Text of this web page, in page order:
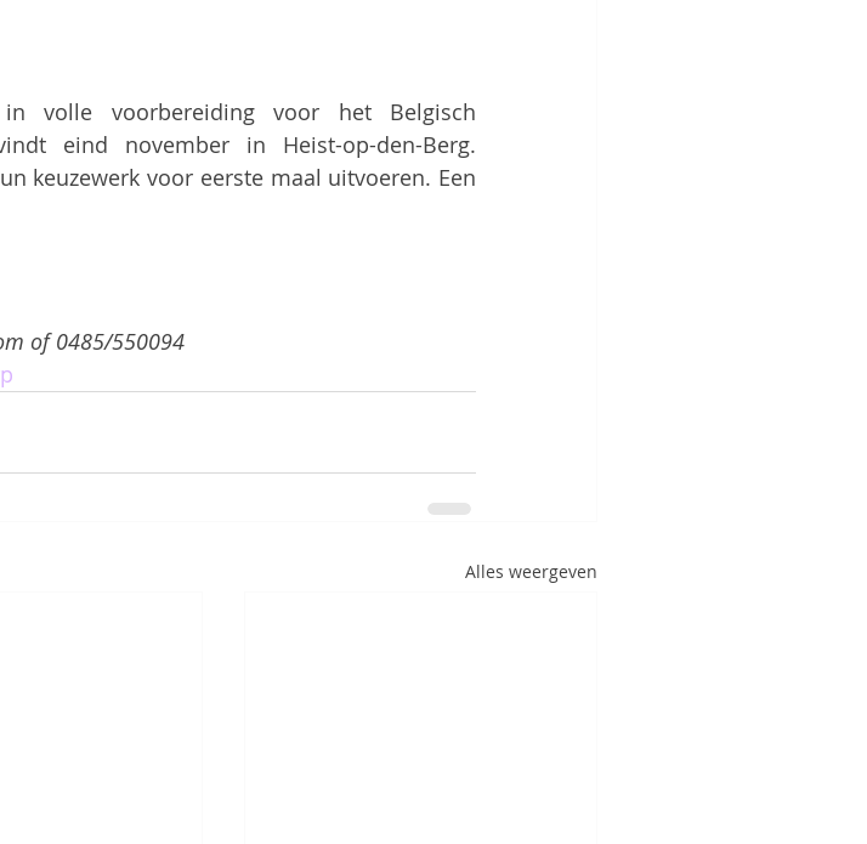
volle voorbereiding voor het Belgisch
eind november in Heist-op-den-Berg.
keuzewerk voor eerste maal uitvoeren. Een
of 0485/550094
Alles weergeven